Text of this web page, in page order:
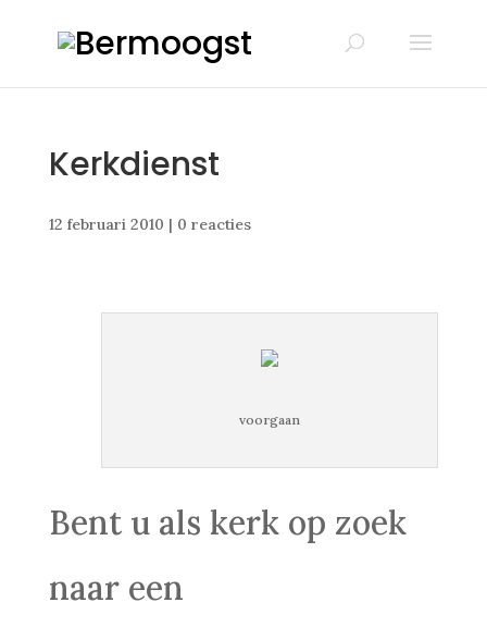
Kerkdienst
12 februari 2010 | 0 reacties
voorgaan
Bent u als kerk op zoek
naar een